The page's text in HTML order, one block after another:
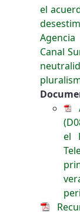
el
Canal
el